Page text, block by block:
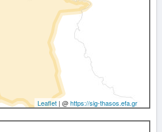
Leaflet | @https://sig-thasos.efa.gr